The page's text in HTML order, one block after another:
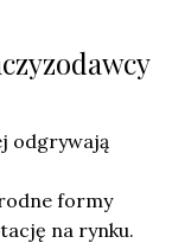
odgrywają
formy
na rynku.